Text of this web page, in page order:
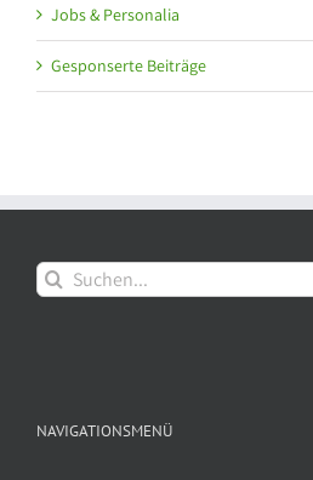
Jobs & Personalia
Gesponserte Beiträge
Suche
nach:
NAVIGATIONSMENÜ